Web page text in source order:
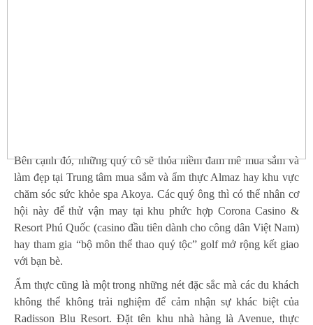
Bên cạnh đó, những quý cô sẽ thỏa niềm đam mê mua sắm và
làm đẹp tại Trung tâm mua sắm và ẩm thực Almaz hay khu vực
chăm sóc sức khỏe spa Akoya. Các quý ông thì có thể nhân cơ
hội này để thử vận may tại khu phức hợp Corona Casino &
Resort Phú Quốc (casino đầu tiên dành cho công dân Việt Nam)
hay tham gia “bộ môn thể thao quý tộc” golf mở rộng kết giao
với bạn bè.
Ẩm thực cũng là một trong những nét đặc sắc mà các du khách
không thể không trải nghiệm để cảm nhận sự khác biệt của
Radisson Blu Resort. Đặt tên khu nhà hàng là Avenue, thực